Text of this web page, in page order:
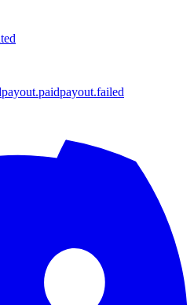
payout.paidpayout.failed